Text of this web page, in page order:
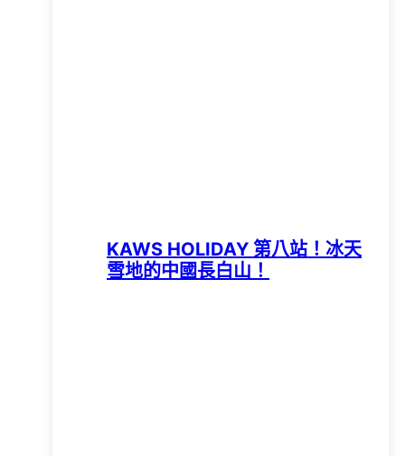
KAWS HOLIDAY 第八站！冰天
雪地的中國長白山！